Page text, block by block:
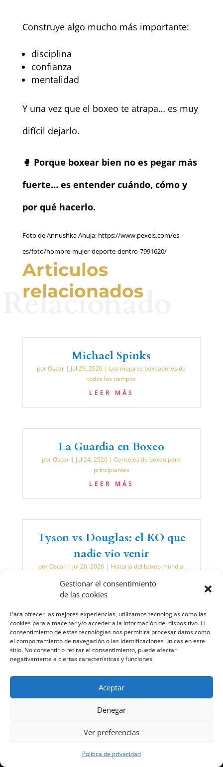
Gestionar el consentimiento
de las cookies
Para ofrecer las mejores experiencias, utilizamos tecnologías como las
cookies para almacenar y/o acceder a la información del dispositivo. El
consentimiento de estas tecnologías nos permitirá procesar datos como
el comportamiento de navegación o las identificaciones únicas en este
sitio. No consentir o retirar el consentimiento, puede afectar
negativamente a ciertas características y funciones.
Aceptar
Denegar
Ver preferencias
Política de privacidad
Construye algo mucho más importante:
disciplina
confianza
mentalidad
Y una vez que el boxeo te atrapa… es muy
difícil dejarlo.
🥊 Porque boxear bien no es pegar más
fuerte… es entender cuándo, cómo y
por qué hacerlo.
Foto de Annushka Ahuja: https://www.pexels.com/es-
es/foto/hombre-mujer-deporte-dentro-7991620/
Articulos
relacionados
Relacionado
Michael Spinks
porOscar | Jul 29, 2026 | Los mejores boxeadores de
todos los tiempos
LEER MÁS
La Guardia en Boxeo
porOscar | Jul 24, 2026 |Consejos de boxeo para
principiantes
LEER MÁS
Tyson vs Douglas: el KO que
nadie vio venir
porOscar| Jul 20, 2026| Historia del boxeo mundial
LEER MÁS
www.elrincondelboxeador.com